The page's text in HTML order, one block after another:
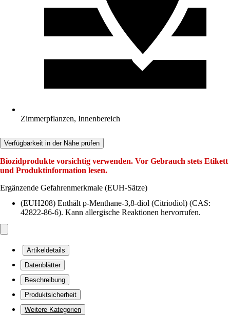
Zimmerpflanzen, Innenbereich
Verfügbarkeit in der Nähe prüfen
Biozidprodukte vorsichtig verwenden. Vor Gebrauch stets Etikett
und Produktinformation lesen.
Ergänzende Gefahrenmerkmale (EUH-Sätze)
(EUH208) Enthält p-Menthane-3,8-diol (Citriodiol) (CAS:
42822-86-6). Kann allergische Reaktionen hervorrufen.
Artikeldetails
Datenblätter
Beschreibung
Produktsicherheit
Weitere Kategorien